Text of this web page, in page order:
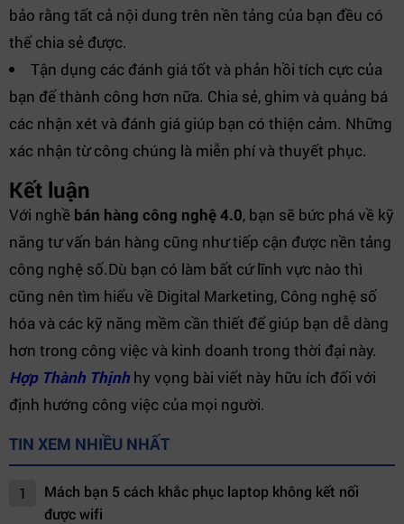
bảo rằng tất cả nội dung trên nền tảng của bạn đều có
thể chia sẻ được.
Tận dụng các đánh giá tốt và phản hồi tích cực của
bạn để thành công hơn nữa. Chia sẻ, ghim và quảng bá
các nhận xét và đánh giá giúp bạn có thiện cảm. Những
xác nhận từ công chúng là miễn phí và thuyết phục.
Kết luận
Với nghề bán hàng công nghệ 4.0, bạn sẽ bức phá về kỹ
năng tư vấn bán hàng cũng như tiếp cận được nền tảng
công nghệ số.Dù bạn có làm bất cứ lĩnh vực nào thì
cũng nên tìm hiểu về Digital Marketing, Công nghệ số
hóa và các kỹ năng mềm cần thiết để giúp bạn dễ dàng
hơn trong công việc và kinh doanh trong thời đại này.
Hợp Thành Thịnh hy vọng bài viết này hữu ích đối với
định hướng công việc của mọi người.
TIN XEM NHIỀU NHẤT
1
Mách bạn 5 cách khắc phục laptop không kết nối
được wifi